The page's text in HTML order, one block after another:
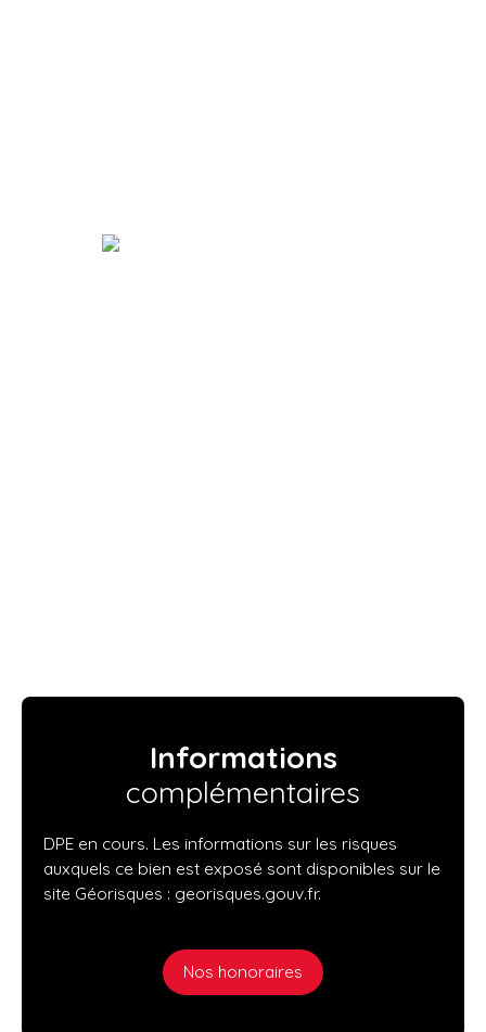
Informations
complémentaires
DPE en cours. Les informations sur les risques
auxquels ce bien est exposé sont disponibles sur le
site Géorisques : georisques.gouv.fr.
Nos honoraires